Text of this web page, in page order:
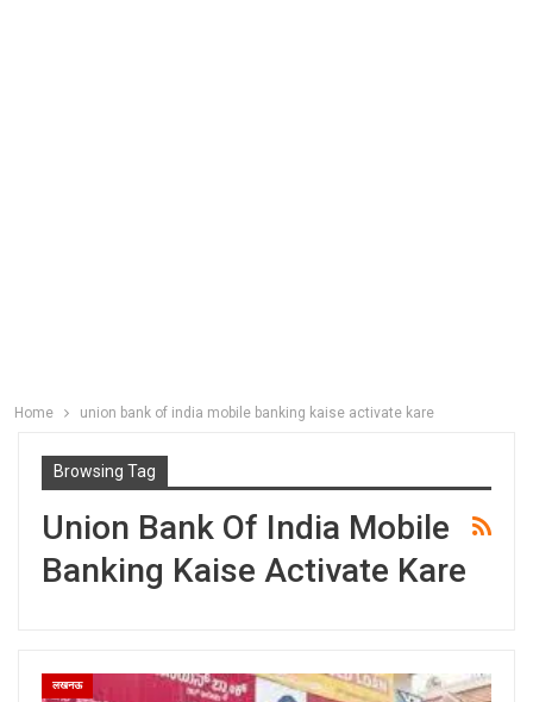
Home union bank of india mobile banking kaise activate kare
Browsing Tag
Union Bank Of India Mobile
Banking Kaise Activate Kare
लखनऊ